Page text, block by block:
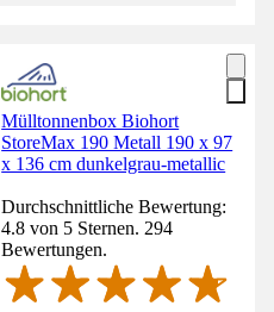
Mülltonnenbox Biohort
StoreMax 190 Metall 190 x 97
x 136 cm dunkelgrau-metallic
Durchschnittliche Bewertung:
4.8 von 5 Sternen. 294
Bewertungen.